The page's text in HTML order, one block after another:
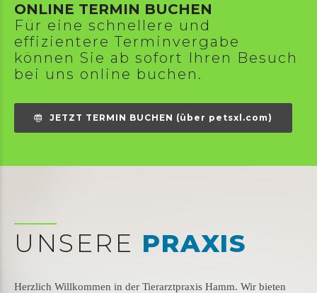
ONLINE TERMIN BUCHEN
Für eine schnellere und
effizientere Terminvergabe
können Sie ab sofort Ihren Besuch
bei uns online buchen.
JETZT TERMIN BUCHEN (über petsxl.com)
UNSERE PRAXIS
Herzlich Willkommen in der Tierarztpraxis Hamm. Wir bieten